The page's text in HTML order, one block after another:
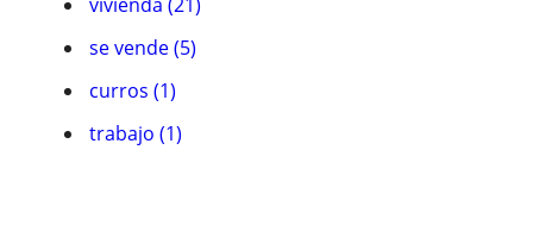
se vende (5)
curros (1)
trabajo (1)